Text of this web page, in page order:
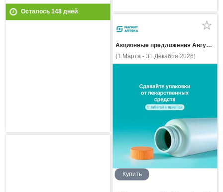
Осталось 148дней
Акционные предложения Августа
(1 Марта - 31 Декабря 2026)
Купить